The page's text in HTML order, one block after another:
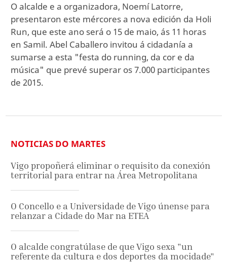
O alcalde e a organizadora, Noemí Latorre,
presentaron este mércores a nova edición da Holi
Run, que este ano será o 15 de maio, ás 11 horas
en Samil. Abel Caballero invitou á cidadanía a
sumarse a esta "festa do running, da cor e da
música" que prevé superar os 7.000 participantes
de 2015.
NOTICIAS DO MARTES
Vigo propoñerá eliminar o requisito da conexión
territorial para entrar na Área Metropolitana
O Concello e a Universidade de Vigo únense para
relanzar a Cidade do Mar na ETEA
O alcalde congratúlase de que Vigo sexa "un
referente da cultura e dos deportes da mocidade"